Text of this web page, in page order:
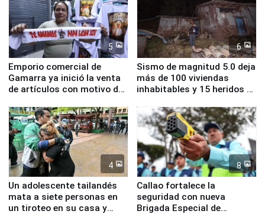
5
Emporio comercial de
Gamarra ya inició la venta
de artículos con motivo de
6
Sismo de magnitud 5.0 deja
más de 100 viviendas
inhabitables y 15 heridos en
4
Un adolescente tailandés
mata a siete personas en
un tiroteo en su casa y
8
Callao fortalece la
seguridad con nueva
Brigada Especial de